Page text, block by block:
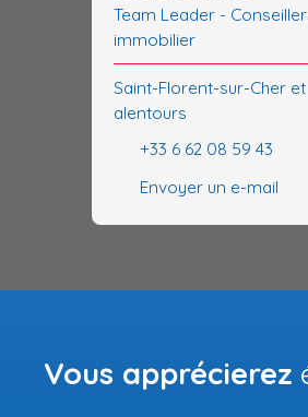
Team Leader -
immobilier
Saint-Florent-sur-Cher et
alentours
+33 6 62 08 59 43
Envoyer un e-mail
Vous apprécierez